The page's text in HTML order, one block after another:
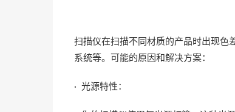
扫描仪在扫描不同材质的产品时出现色
系统等。可能的原因和解决方案：
· 光源特性：